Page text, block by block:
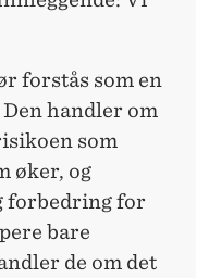
forstås som en
handler om
som
øker, og
forbedring for
bare
de om det